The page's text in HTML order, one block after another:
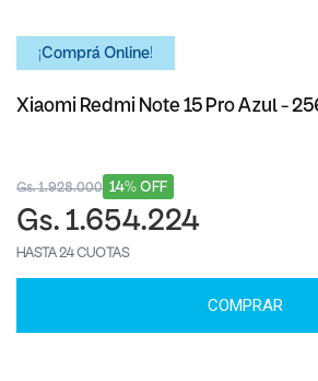
¡Comprá Online!
Xiaomi Redmi Note 15 Pro Azul -
14% OFF
Gs. 1.928.000
Gs. 1.654.224
HASTA 24 CUOTAS
COMPRAR